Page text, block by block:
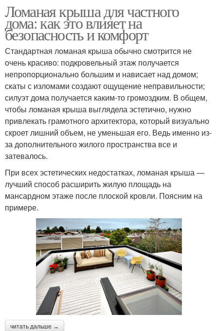
Ломаная крыша для частного
дома: как это влияет на
безопасность и комфорт
Стандартная ломаная крыша обычно смотрится не
очень красиво: подкровельный этаж получается
непропорционально большим и нависает над домом;
скаты с изломами создают ощущение неправильности;
силуэт дома получается каким-то громоздким. В общем,
чтобы ломаная крыша выглядела эстетично, нужно
привлекать грамотного архитектора, который визуально
скроет лишний объем, не уменьшая его. Ведь именно из-
за дополнительного жилого пространства все и
затевалось.
При всех эстетических недостатках, ломаная крыша —
лучший способ расширить жилую площадь на
мансардном этаже после плоской кровли. Поясним на
примере.
читать дальше →